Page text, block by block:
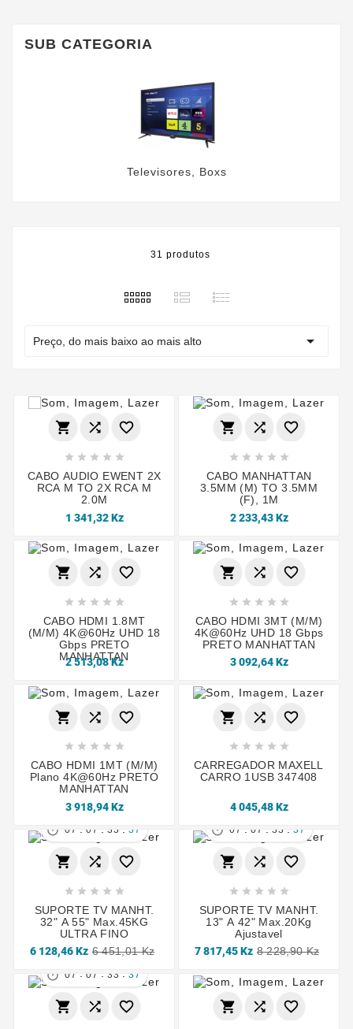
SUB CATEGORIA
Televisores, Boxs
31 produtos
Preço, do mais baixo ao mais alto 
  
    
CABO AUDIO EWENT 2X
RCA M TO 2X RCA M
2.0M
1 341,32 Kz
  
    
CABO MANHATTAN
3.5MM (M) TO 3.5MM
(F), 1M
2 233,43 Kz
  
    
CABO HDMI 1.8MT
(M/M) 4K@60Hz UHD 18
Gbps PRETO
MANHATTAN
2 513,08 Kz
  
    
CABO HDMI 3MT (M/M)
4K@60Hz UHD 18 Gbps
PRETO MANHATTAN
3 092,64 Kz
  
    
CABO HDMI 1MT (M/M)
Plano 4K@60Hz PRETO
MANHATTAN
3 918,94 Kz
  
    
CARREGADOR MAXELL
CARRO 1USB 347408
4 045,48 Kz
 07 07 33 36
  
    
SUPORTE TV MANHT.
32" A 55" Max.45KG
ULTRA FINO
6 128,46 Kz 6 451,01 Kz
 07 07 33 36
  
    
SUPORTE TV MANHT.
13" A 42" Max.20Kg
Ajustavel
7 817,45 Kz 8 228,90 Kz
 07 : 07 : 33 : 36
     